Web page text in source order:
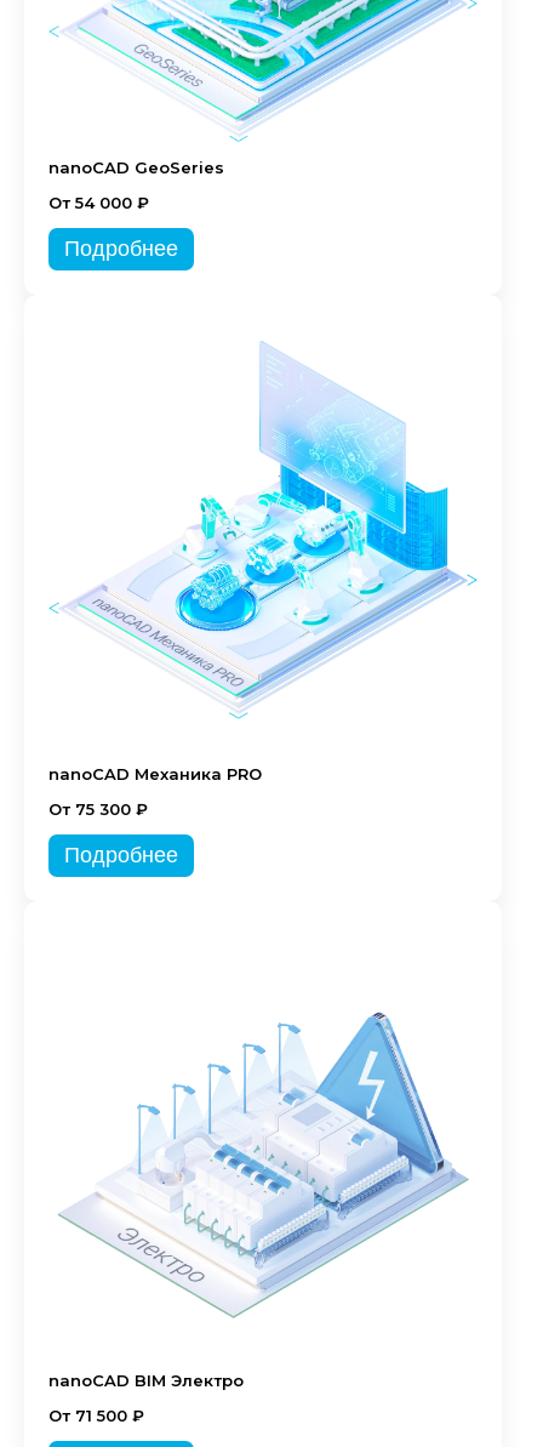
nanoCAD GeoSeries
От 54 000 ₽
Подробнее
nanoCAD Механика PRO
От 75 300 ₽
Подробнее
nanoCAD BIM Электро
От 71 500 ₽